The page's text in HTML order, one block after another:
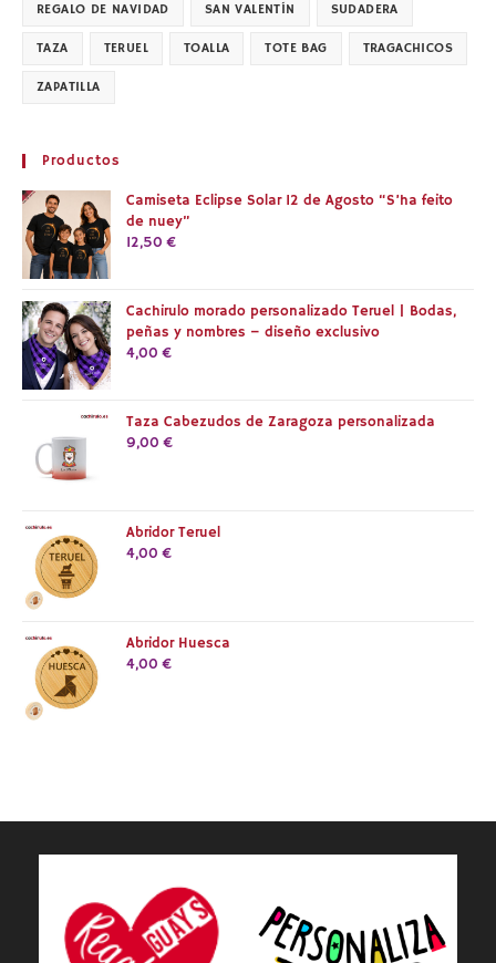
REGALO DE NAVIDAD SAN VALENTÍN SUDADERA
TAZA TERUEL TOALLA TOTE BAG TRAGACHICOS
ZAPATILLA
Productos
Camiseta Eclipse Solar 12 de Agosto “S’ha feito
de nuey”
12,50 €
Cachirulo morado personalizado Teruel | Bodas,
peñas y nombres – diseño exclusivo
4,00 €
Taza Cabezudos de Zaragoza personalizada
9,00 €
Abridor Teruel
4,00 €
Abridor Huesca
4,00 €